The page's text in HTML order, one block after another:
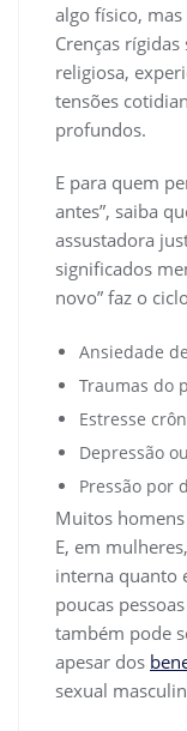
algo físico,
Crenças
religiosa,
tensões
profundos.
E para quem
antes”, saiba
assustadora
significados
novo” faz o
Ansiedade
Traumas do
Estresse
Depressão
Pressão por
Muitos
E, em
interna quanto
poucas
também pode
apesar dos
sexual